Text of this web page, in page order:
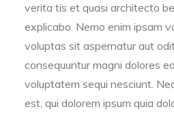
verita tis et quasi architecto
explicabo. Nemo enim ipsam
voluptas sit aspernatur aut
consequuntur magni dolores
voluptatem sequi nesciunt.
est, qui dolorem ipsum quia